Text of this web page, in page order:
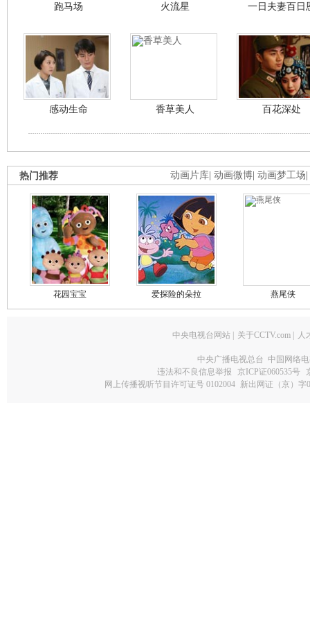
跑马场 火流星 一日夫妻百日
感动生命 香草美人 百花深处
动画片库 动画微博 动画梦工场
热门推荐
花园宝宝 爱探险的朵拉 燕尾侠
中央电视台网站 关于CCTV.com 人
中央广播电视总台 中国网络
违法和不良信息举报
京ICP证060535号
网上传播视听节目许可证号 0102004 新出网证（京）